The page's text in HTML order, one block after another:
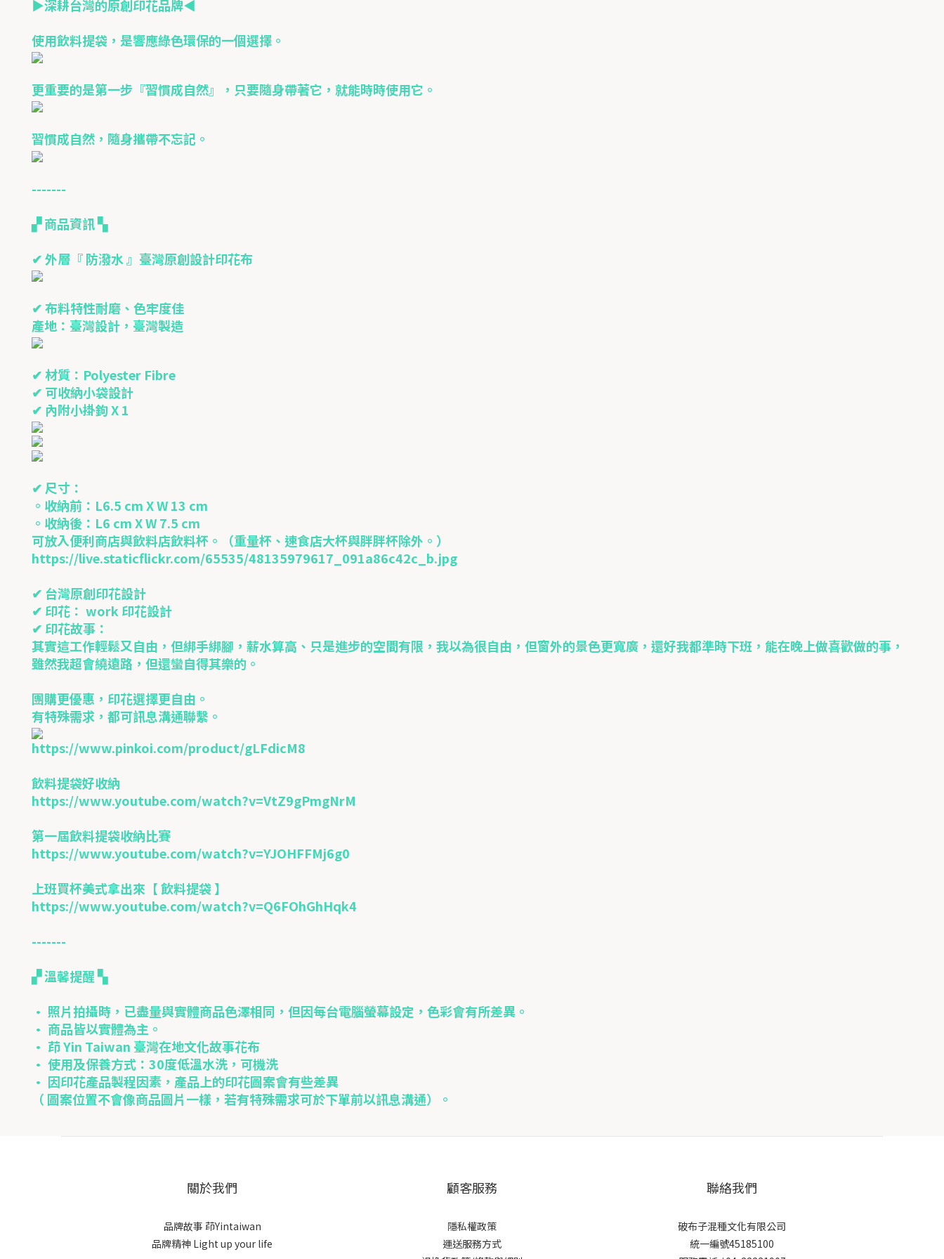
▶深耕台灣的原創印花品牌◀
使用飲料提袋，是響應綠色環保的一個選擇。
更重要的是第一步『習慣成自然』，只要隨身帶著它，就能時時使用它。
習慣成自然，隨身攜帶不忘記。
-------
▞ 商品資訊 ▚
✔ 外層『 防潑水 』臺灣原創設計印花布
✔ 布料特性耐磨、色牢度佳
產地：臺灣設計，臺灣製造
✔ 材質：Polyester Fibre
✔ 可收納小袋設計
✔ 內附小掛鉤 X 1
✔ 尺寸：
。收納前：L6.5 cm X W 13 cm
。收納後：L6 cm X W 7.5 cm
可放入便利商店與飲料店飲料杯。（重量杯、速食店大杯與胖胖杯除外。）
https://live.staticflickr.com/65535/48135979617_091a86c42c_b.jpg
✔ 台灣原創印花設計
✔ 印花： work 印花設計
✔ 印花故事：
其實這工作輕鬆又自由，但綁手綁腳，薪水算高、只是進步的空間有限，我以為很自由，但窗外的景色更寬廣，還好我都準時下班，能在晚上做喜歡做的事，
雖然我超會繞遠路，但還蠻自得其樂的。
團購更優惠，印花選擇更自由。
有特殊需求，都可訊息溝通聯繫。
https://www.pinkoi.com/product/gLFdicM8
飲料提袋好收納
https://www.youtube.com/watch?v=VtZ9gPmgNrM
第一屆飲料提袋收納比賽
https://www.youtube.com/watch?v=YJOHFFMj6g0
上班買杯美式拿出來【 飲料提袋 】
https://www.youtube.com/watch?v=Q6FOhGhHqk4
-------
▞ 溫馨提醒 ▚
• 照片拍攝時，已盡量與實體商品色澤相同，但因每台電腦螢幕設定，色彩會有所差異。
• 商品皆以實體為主。
• 茚 Yin Taiwan 臺灣在地文化故事花布
• 使用及保養方式：30度低溫水洗，可機洗
• 因印花產品製程因素，產品上的印花圖案會有些差異
（ 圖案位置不會像商品圖片一樣，若有特殊需求可於下單前以訊息溝通）。
關於我們
品牌故事 茚Yintaiwan
品牌精神 Light up your life
顧客服務
隱私權政策
運送服務方式
聯絡我們
破布子混種文化有限公司
統一編號45185100